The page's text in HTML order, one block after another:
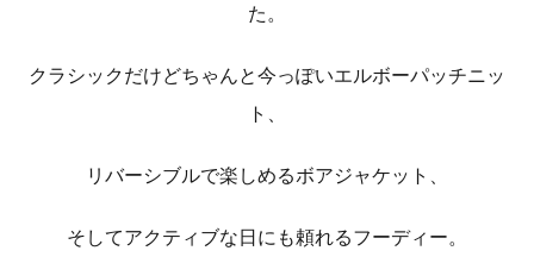
た。
クラシックだけどちゃんと今っぽいエルボーパッチニッ
ト、
リバーシブルで楽しめるボアジャケット、
そしてアクティブな日にも頼れるフーディー。